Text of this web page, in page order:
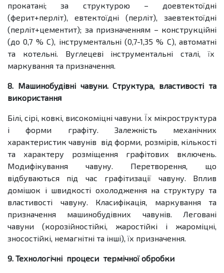
прокатані; за структурою – доевтектоїдні
(ферит+перліт), евтектоїдні (перліт), заевтектоїдні
(перліт+цементит); за призначенням – конструкційні
(до 0,7 % С), інструментальні (0,7-1,35 % С), автоматні
та котельні. Вуглецеві інструментальні сталі, їх
маркування та призначення.
8. Машинобудівні чавуни. Структура, властивості та
використання
Білі, сірі, ковкі, високоміцні чавуни. Їх мікроструктура
і форми графіту. Залежність механічних
характеристик чавунів від форми, розмірів, кількості
та характеру розміщення графітових включень.
Модифікування чавуну. Перетворення, що
відбуваються під час графітизації чавуну. Вплив
домішок і швидкості охолодження на структуру та
властивості чавуну. Класифікація, маркування та
призначення машинобудівних чавунів. Леговані
чавуни (корозійностійкі, жаростійкі і жароміцні,
зносостійкі, немагнітні та інші), їх призначення.
9. Технологічні процеси термічної обробки